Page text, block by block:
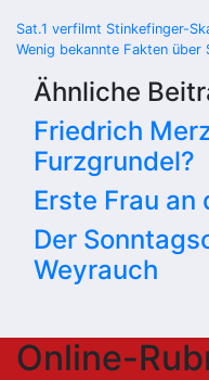
Sat.1 verfilmt Stinkefinger-
Wenig bekannte Fakten über
Ähnliche
Friedrich
Furzgrundel?
Erste Frau an
Der
Weyrauch
Online-